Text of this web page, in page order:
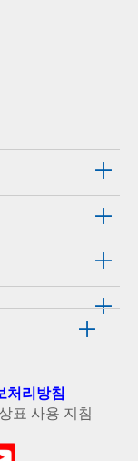
처리방침
상표 사용 지침